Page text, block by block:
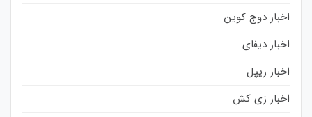
اخبار دوج کوین
اخبار دیفای
اخبار ریپل
اخبار زی کش